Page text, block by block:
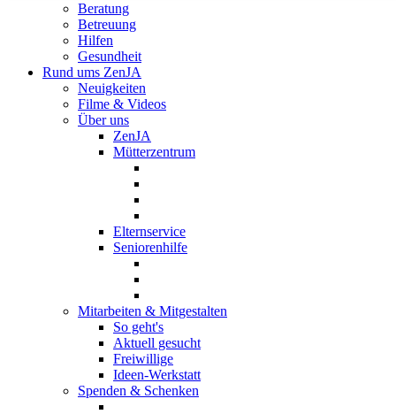
Beratung
Betreuung
Hilfen
Gesundheit
Rund ums ZenJA
Neuigkeiten
Filme & Videos
Über uns
ZenJA
Mütterzentrum
Elternservice
Seniorenhilfe
Mitarbeiten & Mitgestalten
So geht's
Aktuell gesucht
Freiwillige
Ideen-Werkstatt
Spenden & Schenken